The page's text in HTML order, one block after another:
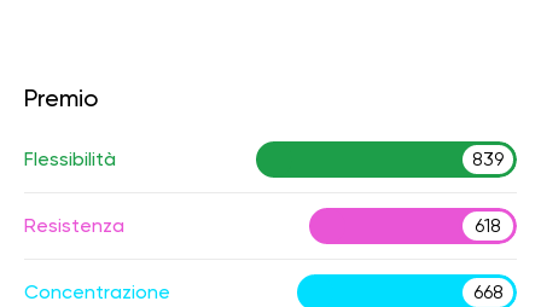
Premio
Flessibilità 839
Resistenza 618
Concentrazione 668